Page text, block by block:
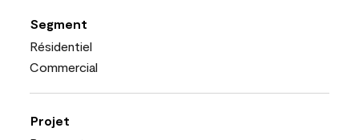
Segment
Résidentiel
Commercial
Projet